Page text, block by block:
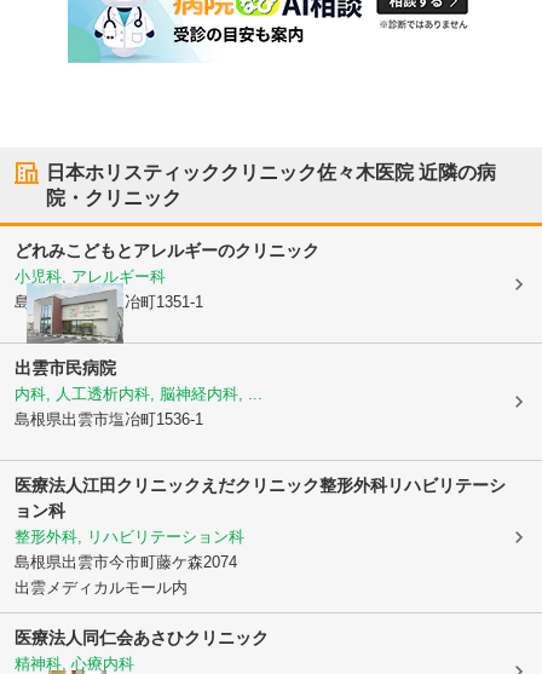
日本ホリスティッククリニック佐々木医院近隣の病
院・クリニック
どれみこどもとアレルギーのクリニック
小児科, アレルギー科
島根県出雲市 塩冶町1351-1
出雲市民病院
内科, 人工透析内科, 脳神経内科, ...
島根県出雲市塩冶町1536-1
医療法人江田クリニック えだクリニック整形外科リハビリテーシ
ョン科
整形外科, リハビリテーション科
島根県出雲市今市町藤ケ森2074
出雲メディカルモール内
医療法人同仁会あさひクリニック
精神科, 心療内科